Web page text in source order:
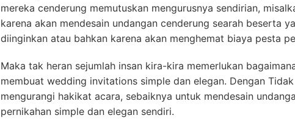
mereka cenderung memutuskan mengurusnya sendirian,
karena akan mendesain undangan cenderung searah beserta
diinginkan atau bahkan karena akan menghemat biaya pesta
Maka tak heran sejumlah insan kira-kira memerlukan
membuat wedding invitations simple dan elegan. Dengan Tidak
mengurangi hakikat acara, sebaiknya untuk mendesain
pernikahan simple dan elegan sendiri.